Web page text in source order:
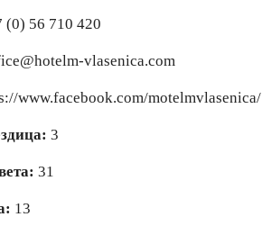
(0) 56 710 420
vlasenica.com
www.facebook.com/motelmvlasenica/
3
31
13